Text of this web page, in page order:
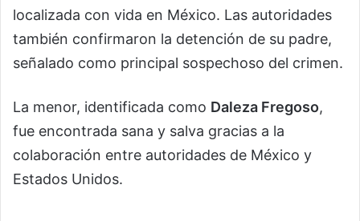
localizada con vida en México. Las autoridades
también confirmaron la detención de su padre,
señalado como principal sospechoso del crimen.
La menor, identificada como Daleza Fregoso,
fue encontrada sana y salva gracias a la
colaboración entre autoridades de México y
Estados Unidos.